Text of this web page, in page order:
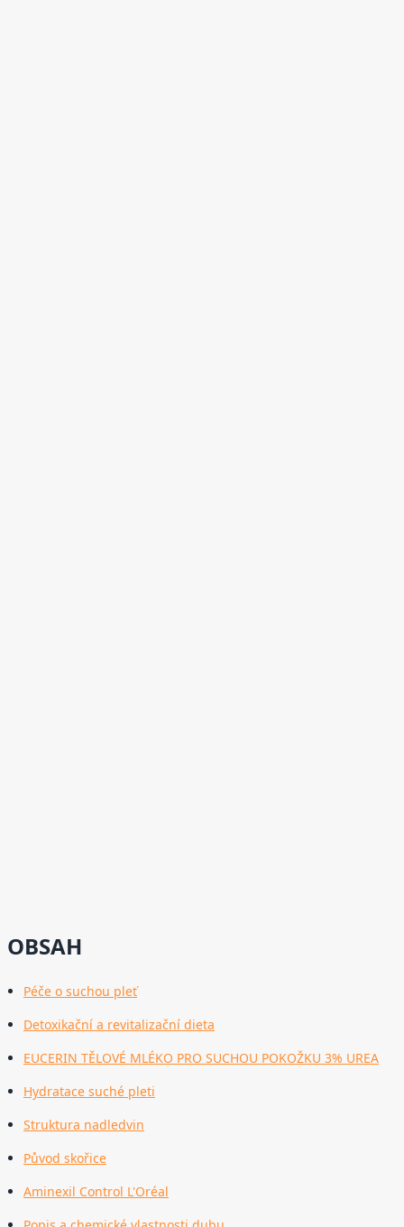
OBSAH
Péče o suchou pleť
Detoxikační a revitalizační dieta
EUCERIN TĚLOVÉ MLÉKO PRO SUCHOU POKOŽKU 3% UREA
Hydratace suché pleti
Struktura nadledvin
Původ skořice
Aminexil Control L'Oréal